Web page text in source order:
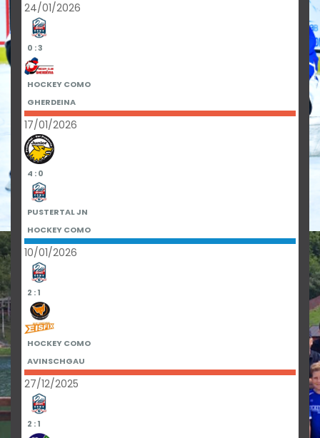
24/01/2026
0 : 3
HOCKEY COMO
GHERDEINA
17/01/2026
4 : 0
PUSTERTAL JN
HOCKEY COMO
10/01/2026
2 : 1
HOCKEY COMO
AVINSCHGAU
27/12/2025
2 : 1